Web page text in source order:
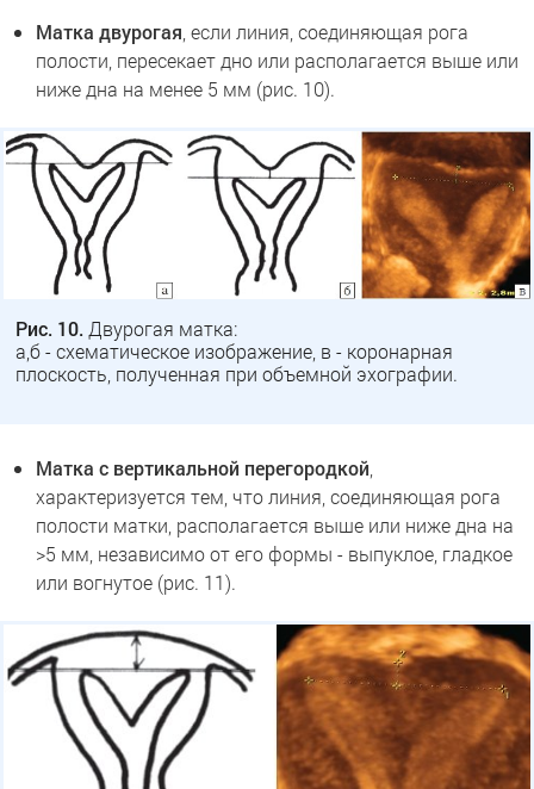
Матка двурогая , если линия, соединяющая рога
полости, пересекает дно или располагается выше или
ниже дна на менее 5 мм (рис. 10).
Рис. 10. Двурогая матка:
а,б - схематическое изображение, в - коронарная
плоскость, полученная при объемной эхографии.
Матка с вертикальной перегородкой
характеризуется тем, что линия, соединяющая рога
полости матки, располагается выше или ниже дна на
>5 мм, независимо от его формы - выпуклое, гладкое
или вогнутое (рис. 11).